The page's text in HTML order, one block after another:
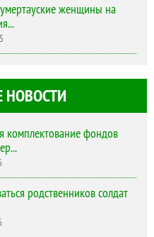
женщины на
НОВОСТИ
комплектование фондов
родственников солдат